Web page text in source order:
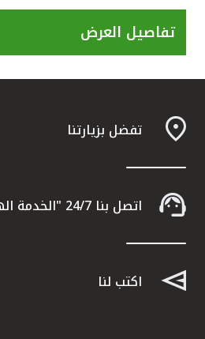
القنوات المصرفية
أدوات وخدمات
اتصل بنا
مواقع الفروع وأجهزة الصرف الآلي
ألمانيا
تفاصيل العرض
تفضل بزيارتنا
اتصل بنا 24/7 "الخدمة الهاتفية" 1803333
اكتب لنا